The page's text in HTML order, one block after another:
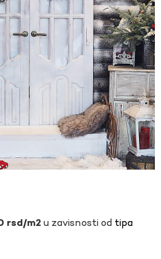
rsd u zavisnosti od tipa